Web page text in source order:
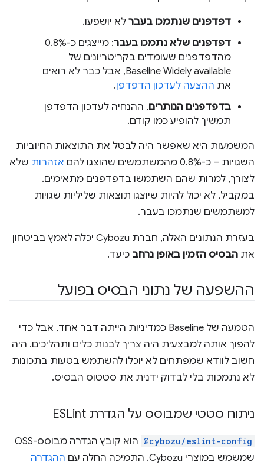
דפדפנים שנתמכו בעבר לא יושפעו.
דפדפנים שלא נתמכו בעבר
: מייצגים כ-0.8%
מהדפדפנים שעומדים בקריטריונים של
Baseline Widely available, אבל כבר לא רואים
את ההצעה לעדכון הדפדפן.
בדפדפנים הנותרים, ההנחיה לעדכון הדפדפן
תמשיך להופיע כמו קודם.
המשמעות היא שאפשר היה לבטל את התוצאות החיוביות
השגויות – כ-0.8% מהמשתמשים שהוצגו להם
אזהרות שלא
לצורך, למרות שהם השתמשו בדפדפנים מתאימים.
במקביל, לא יכול להיות שיוצגו תוצאות שליליות שגויות
למשתמשים שנתמכו בעבר.
בעזרת הנתונים האלה, חברת Cybozu יכלה לאמץ בביטחון
את הבסיס הזמין באופן נרחב כיעד.
ההשפעה של נתוני הבסיס בפועל
הטמעה של Baseline כמדיניות הייתה דבר אחד, אבל כדי
להפוך אותה למבצעית היה צריך לבנות כלים ותהליכים. היה
חשוב לוודא שמפתחים לא יוכלו להשתמש בטעות בתכונות
לא נתמכות בלי לבדוק ידנית את סטטוס הבסיס.
ניתוח סטטי שמבוסס על הגדרת ESLint
@cybozu/eslint-config
הוא קובץ הגדרה מבוסס-OSS
שמשמש במוצרי Cybozu. התמיכה החלה עם
ההגדרה